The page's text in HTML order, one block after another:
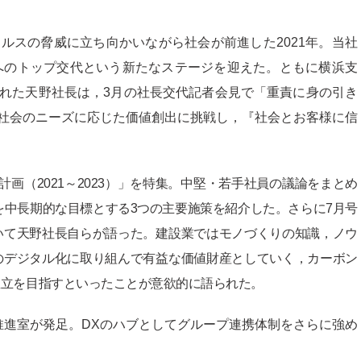
スの脅威に立ち向かいながら社会が前進した2021年。当社
トップ交代という新たなステージを迎えた。ともに横浜支
た天野社長は，3月の社長交代記者会見で「重責に身の引き
会のニーズに応じた価値創出に挑戦し，『社会とお客様に信
画（2021～2023）」を特集。中堅・若手社員の議論をまとめ
長期的な目標とする3つの主要施策を紹介した。さらに7月号
天野社長自らが語った。建設業ではモノづくりの知識，ノウ
ジタル化に取り組んで有益な価値財産としていく，カーボン
を目指すといったことが意欲的に語られた。
室が発足。DXのハブとしてグループ連携体制をさらに強め